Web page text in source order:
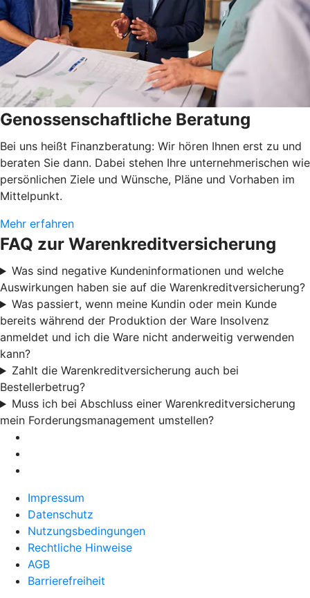
Genossenschaftliche Beratung
Bei uns heißt Finanzberatung: Wir hören Ihnen erst zu und
beraten Sie dann. Dabei stehen Ihre unternehmerischen wie
persönlichen Ziele und Wünsche, Pläne und Vorhaben im
Mittelpunkt.
Mehr erfahren
FAQ zur Warenkreditversicherung
Was sind negative Kundeninformationen und welche
Auswirkungen haben sie auf die Warenkreditversicherung?
Was passiert, wenn meine Kundin oder mein Kunde
bereits während der Produktion der Ware Insolvenz
anmeldet und ich die Ware nicht anderweitig verwenden
kann?
Zahlt die Warenkreditversicherung auch bei
Bestellerbetrug?
Muss ich bei Abschluss einer Warenkreditversicherung
mein Forderungsmanagement umstellen?
Impressum
Datenschutz
Nutzungsbedingungen
Rechtliche Hinweise
AGB
Barrierefreiheit